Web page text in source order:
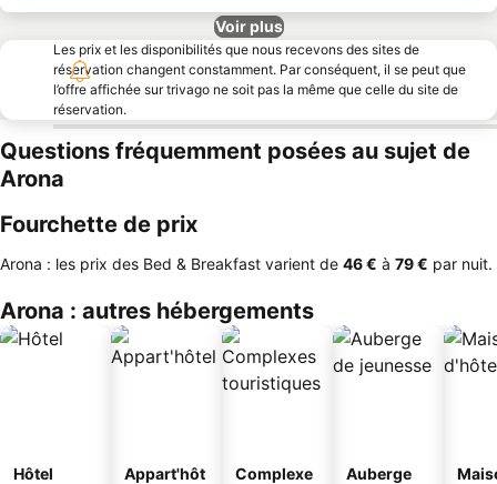
Voir plus
Les prix et les disponibilités que nous recevons des sites de
réservation changent constamment. Par conséquent, il se peut que
l’offre affichée sur trivago ne soit pas la même que celle du site de
réservation.
Questions fréquemment posées au sujet de
Arona
Fourchette de prix
Arona : les prix des Bed & Breakfast varient de ‎46 € à ‎79 € par nuit.
Arona : autres hébergements
Hôtel
Appart'hôt
Complexe
Auberge